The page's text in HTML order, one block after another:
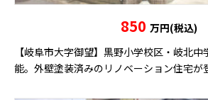
850 万円(税込)
【岐阜市大字御望】黒野小学校区・岐北
能。外壁塗装済みのリノベーション住宅が